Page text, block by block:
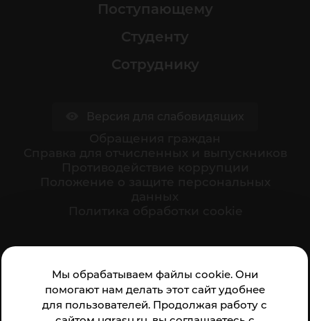
Мы обрабатываем файлы cookie. Они
помогают нам делать этот сайт удобнее
для пользователей. Продолжая работу с
Поступающему
Студенту
Сотруднику
организации: